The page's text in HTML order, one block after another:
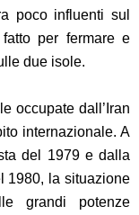
poco influenti sul
per fermare e
due isole.
occupate dall’Iran
internazionale. A
del 1979 e dalla
1980, la situazione
grandi potenze